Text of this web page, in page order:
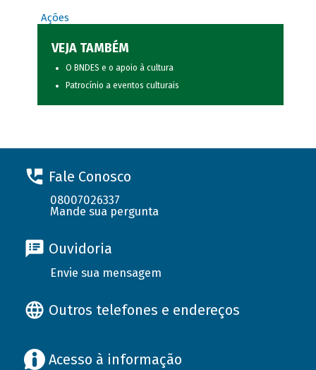
Ações
VEJA TAMBÉM
O BNDES e o apoio à cultura
Patrocínio a eventos culturais
Fale Conosco
08007026337
Mande sua pergunta
Ouvidoria
Envie sua mensagem
Outros telefones e endereços
Acesso à informação